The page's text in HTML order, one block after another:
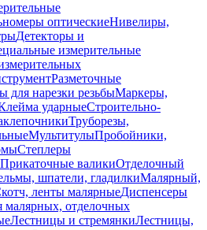
оптическиеНивелиры,
Детекторы и
измерительные
Разметочные
для нарезки резьбыМаркеры,
ударныеСтроительно-
Труборезы,
МультитулыПробойники,
Степлеры
Прикаточные валикиОтделочный
шпатели, гладилкиМалярный,
ленты малярныеДиспенсеры
малярных, отделочных
Лестницы и стремянкиЛестницы,